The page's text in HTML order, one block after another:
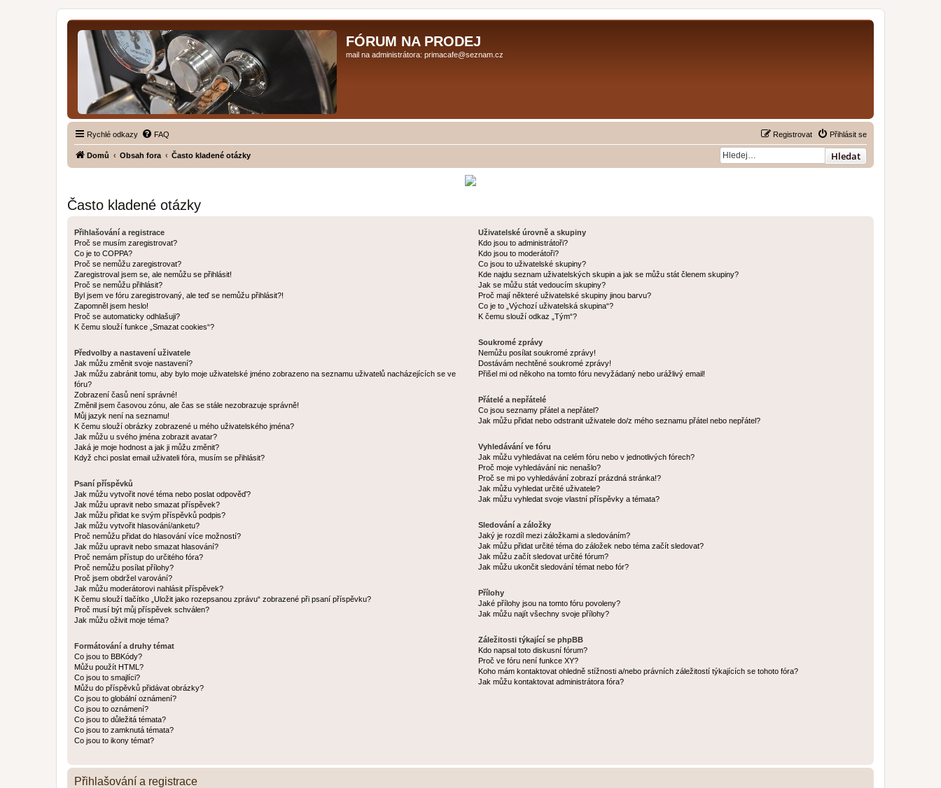
FÓRUM NA PRODEJ
mail na administrátora: primacafe@seznam.cz
Rychlé odkazy FAQ Přihlásit se
Registrovat
Domů Obsah fora Často kladené otázky Hledat
Často kladené otázky
Přihlašování a registrace
Proč se musím zaregistrovat?
Co je to COPPA?
Proč se nemůžu zaregistrovat?
Zaregistroval jsem se, ale nemůžu se přihlásit!
Proč se nemůžu přihlásit?
Byl jsem ve fóru zaregistrovaný, ale teď se nemůžu přihlásit?!
Zapomněl jsem heslo!
Proč se automaticky odhlašuji?
K čemu slouží funkce „Smazat cookies“?
Předvolby a nastavení uživatele
Jak můžu změnit svoje nastavení?
Jak můžu zabránit tomu, aby bylo moje uživatelské jméno zobrazeno na seznamu uživatelů nacházejících se ve
fóru?
Zobrazení časů není správné!
Změnil jsem časovou zónu, ale čas se stále nezobrazuje správně!
Můj jazyk není na seznamu!
K čemu slouží obrázky zobrazené u mého uživatelského jména?
Jak můžu u svého jména zobrazit avatar?
Jaká je moje hodnost a jak ji můžu změnit?
Když chci poslat email uživateli fóra, musím se přihlásit?
Psaní příspěvků
Jak můžu vytvořit nové téma nebo poslat odpověď?
Jak můžu upravit nebo smazat příspěvek?
Jak můžu přidat ke svým příspěvků podpis?
Jak můžu vytvořit hlasování/anketu?
Proč nemůžu přidat do hlasování více možností?
Jak můžu upravit nebo smazat hlasování?
Proč nemám přístup do určitého fóra?
Proč nemůžu posílat přílohy?
Proč jsem obdržel varování?
Jak můžu moderátorovi nahlásit příspěvek?
K čemu slouží tlačítko „Uložit jako rozepsanou zprávu“ zobrazené při psaní příspěvku?
Proč musí být můj příspěvek schválen?
Jak můžu oživit moje téma?
Formátování a druhy témat
Co jsou to BBKódy?
Můžu použít HTML?
Co jsou to smajlíci?
Můžu do příspěvků přidávat obrázky?
Co jsou to globální oznámení?
Co jsou to oznámení?
Co jsou to důležitá témata?
Co jsou to zamknutá témata?
Co jsou to ikony témat?
Uživatelské úrovně a skupiny
Kdo jsou to administrátoři?
Kdo jsou to moderátoři?
Co jsou to uživatelské skupiny?
Kde najdu seznam uživatelských skupin a jak se můžu stát členem skupiny?
Jak se můžu stát vedoucím skupiny?
Proč mají některé uživatelské skupiny jinou barvu?
Co je to „Výchozí uživatelská skupina“?
K čemu slouží odkaz „Tým“?
Soukromé zprávy
Nemůžu posílat soukromé zprávy!
Dostávám nechtěné soukromé zprávy!
Přišel mi od někoho na tomto fóru nevyžádaný nebo urážlivý email!
Přátelé a nepřátelé
Co jsou seznamy přátel a nepřátel?
Jak můžu přidat nebo odstranit uživatele do/z mého seznamu přátel nebo nepřátel?
Vyhledávání ve fóru
Jak můžu vyhledávat na celém fóru nebo v jednotlivých fórech?
Proč moje vyhledávání nic nenašlo?
Proč se mi po vyhledávání zobrazí prázdná stránka!?
Jak můžu vyhledat určité uživatele?
Jak můžu vyhledat svoje vlastní příspěvky a témata?
Sledování a záložky
Jaký je rozdíl mezi záložkami a sledováním?
Jak můžu přidat určité téma do záložek nebo téma začít sledovat?
Jak můžu začít sledovat určité fórum?
Jak můžu ukončit sledování témat nebo fór?
Přílohy
Jaké přílohy jsou na tomto fóru povoleny?
Jak můžu najít všechny svoje přílohy?
Záležitosti týkající se phpBB
Kdo napsal toto diskusní fórum?
Proč ve fóru není funkce XY?
Koho mám kontaktovat ohledně stížnosti a/nebo právních záležitostí týkajících se tohoto fóra?
Jak můžu kontaktovat administrátora fóra?
Přihlašování a registrace